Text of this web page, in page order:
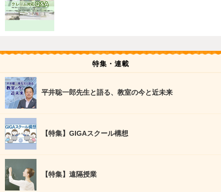
特集・連載
平井聡一郎先生と語る、教室の今と近未来
【特集】GIGAスクール構想
【特集】遠隔授業